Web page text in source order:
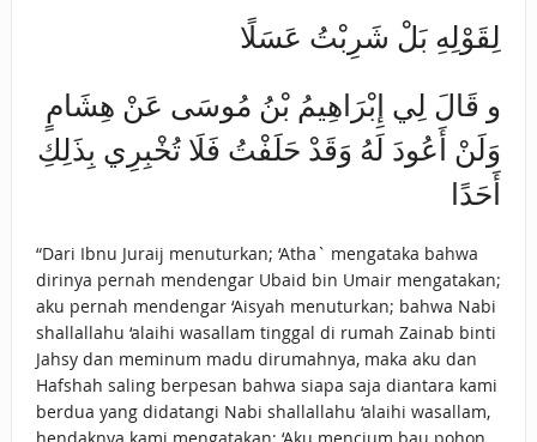
لِقَوْلِهِ بَلْ شَرِبْتُ عَسَلًا
و قَالَ لِي إِبْرَاهِيمُ بْنُ مُوسَى عَنْ هِشَامٍ
وَلَنْ أَعُودَ لَهُ وَقَدْ حَلَفْتُ فَلَا تُخْبِرِي بِذَلِكِ
أَحَدًا
“Dari Ibnu Juraij menuturkan; ‘Atha` mengataka bahwa
dirinya pernah mendengar Ubaid bin Umair mengatakan;
aku pernah mendengar ‘Aisyah menuturkan; bahwa Nabi
shallallahu ‘alaihi wasallam tinggal di rumah Zainab binti
Jahsy dan meminum madu dirumahnya, maka aku dan
Hafshah saling berpesan bahwa siapa saja diantara kami
berdua yang didatangi Nabi shallallahu ‘alaihi wasallam,